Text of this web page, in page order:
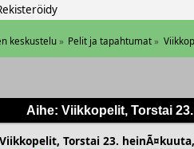
keskustelu» Pelit ja tapahtumat »
Aihe: Viikkopelit, Torstai
Torstai 23.